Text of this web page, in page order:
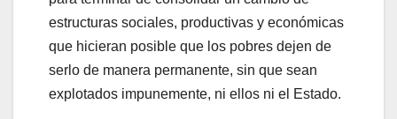
estructuras sociales, productivas y económicas
que hicieran posible que los pobres dejen de
serlo de manera permanente, sin que sean
explotados impunemente, ni ellos ni el Estado.